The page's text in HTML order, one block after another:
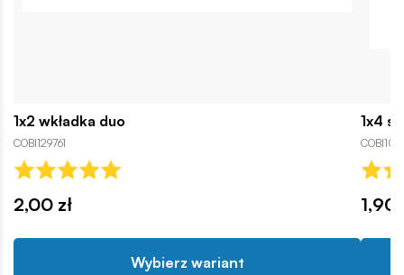
1x2 wkładka duo
COBI129761
2,00 zł
Wybierz wariant
1x4
1,90